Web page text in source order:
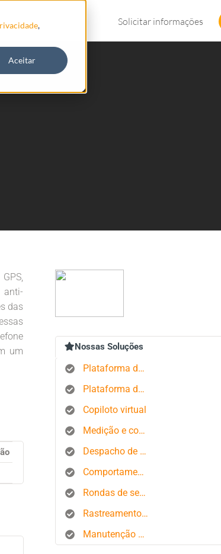
,
Aceitar
Solicitar informações
anti-
das
um
Nossas Soluções
Plataforma de rastreamento GPS
Plataforma de gerenciamento de pedidos
Copiloto virtual
Medição e controle de estados produtivos
Despacho de ônibus
Comportamento do motorista
Rondas de segurança
Rastreamento de smartphone
Manutenção de frota